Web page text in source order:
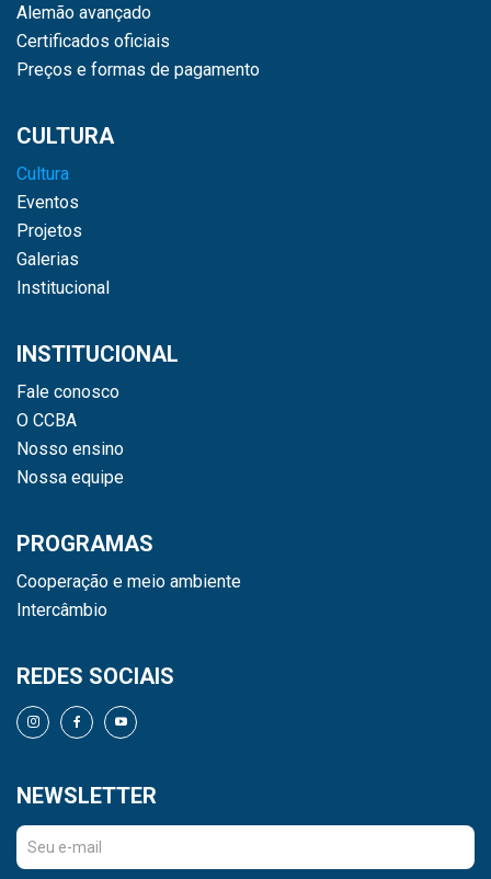
Alemão avançado
Certificados oficiais
Preços e formas de pagamento
CULTURA
Cultura
Eventos
Projetos
Galerias
Institucional
INSTITUCIONAL
Fale conosco
O CCBA
Nosso ensino
Nossa equipe
PROGRAMAS
Cooperação e meio ambiente
Intercâmbio
REDES SOCIAIS
NEWSLETTER